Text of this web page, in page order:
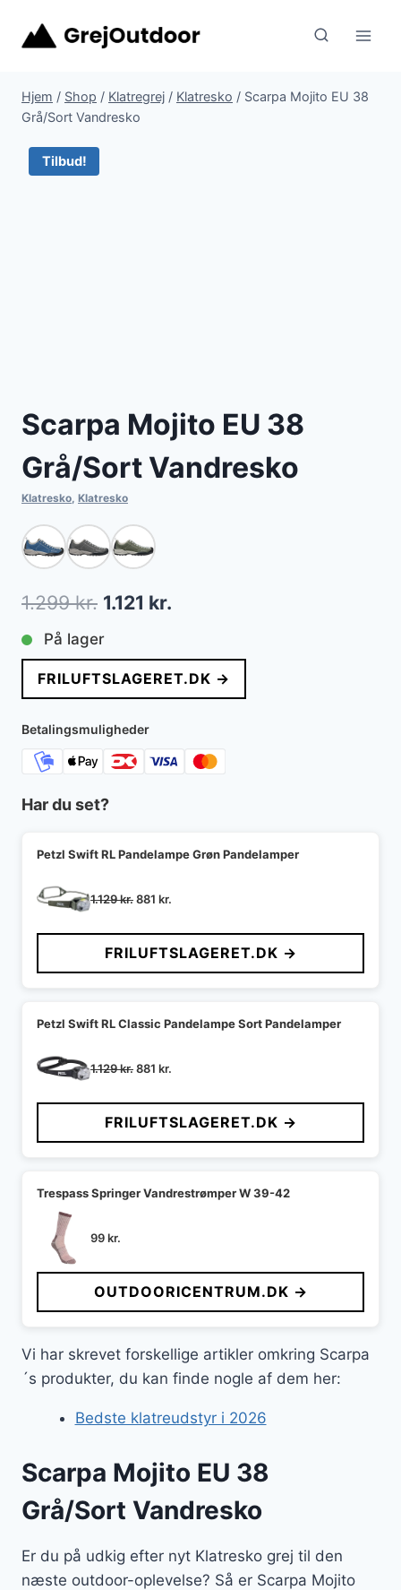
Hjem / Shop / Klatregrej / Klatresko / Scarpa Mojito EU 38
Grå/Sort Vandresko
Tilbud!
Scarpa Mojito EU 38
Grå/Sort Vandresko
Klatresko, Klatresko
1.299kr. Den
oprindelige
pris
var:
1.299 kr..
1.121 kr.
pris
er:
På lager
FRILUFTSLAGERET.DK →
Betalingsmuligheder
Har du set?
Petzl Swift RL Pandelampe Grøn Pandelamper
1.129kr.Den
pris
var:
1.129 kr..
881 kr.
pris
er:
881 kr..
FRILUFTSLAGERET.DK →
Petzl Swift RL Classic Pandelampe Sort Pandelamper
1.129kr.Den
pris
var:
1.129 kr..
881 kr.
pris
er:
881 kr..
FRILUFTSLAGERET.DK →
Trespass Springer Vandrestrømper W 39-42
99kr.
OUTDOORICENTRUM.DK →
Vi har skrevet forskellige artikler omkring Scarpa
´s produkter, du kan finde nogle af dem her:
Bedste klatreudstyr i 2026
Scarpa Mojito EU 38
Grå/Sort Vandresko
Er du på udkig efter nyt Klatresko grej til den
næste outdoor-oplevelse? Så er Scarpa Mojito